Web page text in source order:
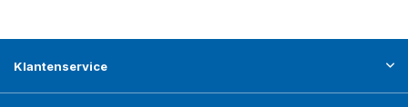
Klantenservice